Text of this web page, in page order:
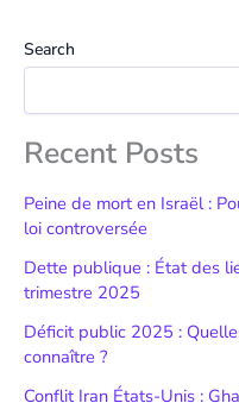
Search
Recent Posts
Peine de mort en Israël :
loi controversée
Dette publique : État des
trimestre 2025
Déficit public 2025 :
connaître ?
Conflit Iran États-Unis :